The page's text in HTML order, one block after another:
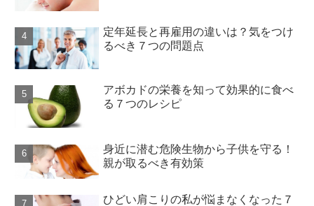
定年延長と再雇用の違いは？気をつけ
るべき７つの問題点
アボカドの栄養を知って効果的に食べ
る７つのレシピ
身近に潜む危険生物から子供を守る！
親が取るべき有効策
ひどい肩こりの私が悩まなくなった７